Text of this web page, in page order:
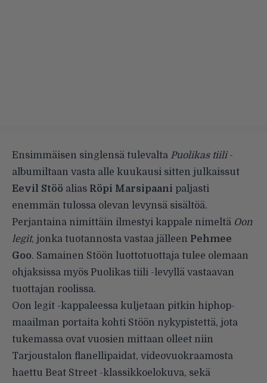
Ensimmäisen singlensä tulevalta Puolikas tiili-
albumiltaan vasta alle kuukausi sitten julkaissut
Eevil Stöö alias Röpi Marsipaani paljasti
enemmän tulossa olevan levynsä sisältöä.
Perjantaina nimittäin ilmestyi kappale nimeltä Oon
legit, jonka tuotannosta vastaa jälleen Pehmee
Goo. Samainen Stöön luottotuottaja tulee olemaan
ohjaksissa myös Puolikas tiili -levyllä vastaavan
tuottajan roolissa.
Oon legit -kappaleessa kuljetaan pitkin hiphop-
maailman portaita kohti Stöön nykypistettä, jota
tukemassa ovat vuosien mittaan olleet niin
Tarjoustalon flanellipaidat, videovuokraamosta
haettu Beat Street -klassikkoelokuva, sekä